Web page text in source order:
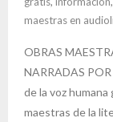
maestras en
OBRAS
NARRADAS
de la voz
maestras de la